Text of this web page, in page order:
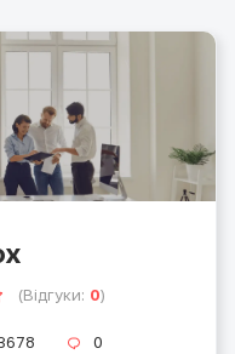
(Відгуки: 0)
0